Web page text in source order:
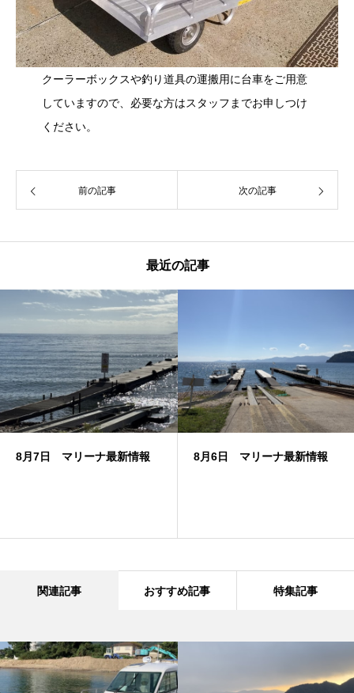
クーラーボックスや釣り道具の運搬用に台車をご用意
していますので、必要な方はスタッフまでお申しつけ
ください。
前の記事 次の記事
最近の記事
8月7日 マリーナ最新情報 8月6日 マリーナ最新情報
関連記事 おすすめ記事 特集記事